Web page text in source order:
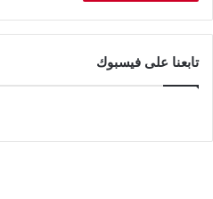
تابعنا على فيسبوك